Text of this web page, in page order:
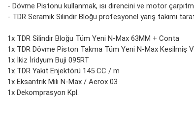
- Dövme Pistonu kullanmak, ısı direncini ve motor
- TDR Seramik Silindir Bloğu profesyonel yarış takımı
1x TDR Silindir Bloğu Tüm Yeni N-Max 63MM + Conta
1x TDR Dövme Piston Takma Tüm Yeni N-Max Kesilmiş
1x İkiz İridyum Buji 095RT
1x TDR Yakıt Enjektörü 145 CC / m
1x Eksantrik Mili N-Max / Aerox 03
1x Dekomprasyon Kpl.